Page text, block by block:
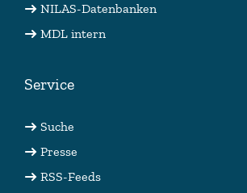
NILAS-Datenbanken
MDL intern
Service
Suche
Presse
RSS-Feeds